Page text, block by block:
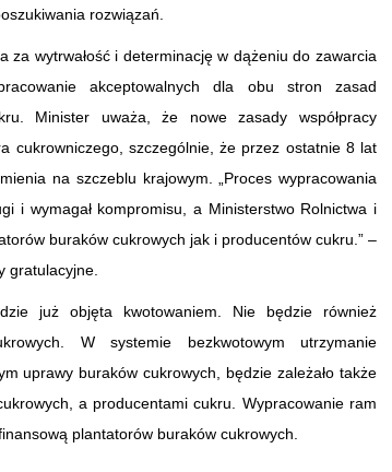
rozwiązań.
za wytrwałość i determinację w dążeniu do zawarcia
akceptowalnych dla obu stron zasad
Minister uważa, że nowe zasady współpracy
cukrowniczego, szczególnie, że przez ostatnie 8 lat
na szczeblu krajowym. „Proces wypracowania
i wymagał kompromisu, a Ministerstwo Rolnictwa i
buraków cukrowych jak i producentów cukru.” –
gratulacyjne.
już objęta kwotowaniem. Nie będzie również
W systemie bezkwotowym utrzymanie
uprawy buraków cukrowych, będzie zależało także
a producentami cukru. Wypracowanie ram
plantatorów buraków cukrowych.